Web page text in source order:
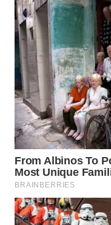
WN
KARAWANG
WN
BEKASI
WN
BOGOR
WN
DEPOK
WN
TAPANULI